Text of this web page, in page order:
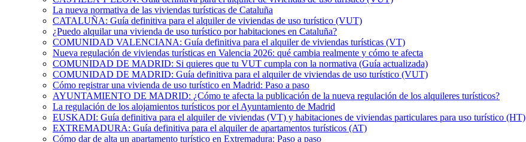
La nueva normativa de las viviendas turísticas de Cataluña
CATALUÑA: Guía definitiva para el alquiler de viviendas de uso turístico (VUT)
¿Puedo alquilar una vivienda de uso turístico por habitaciones en Cataluña?
COMUNIDAD VALENCIANA: Guía definitiva para el alquiler de viviendas turísticas (VT)
Nueva regulación de viviendas turísticas en Valencia 2026: qué cambia realmente y cómo te afecta
COMUNIDAD DE MADRID: Si quieres que tu VUT cumpla con la normativa (Guía actualizada)
COMUNIDAD DE MADRID: Guía definitiva para el alquiler de viviendas de uso turístico (VUT)
Cómo registrar una vivienda de uso turístico en Madrid: Paso a paso
AYUNTAMIENTO DE MADRID: ¿Cómo te afecta la publicación de la nueva regulación de los alquileres turísticos?
La regulación de los alojamientos turísticos por el Ayuntamiento de Madrid
EUSKADI: Guía definitiva para el alquiler de viviendas (VT) y habitaciones de viviendas particulares para uso turístico (HT)
EXTREMADURA: Guía definitiva para el alquiler de apartamentos turísticos (AT)
Cómo dar de alta un apartamento turístico en Extremadura: Paso a paso